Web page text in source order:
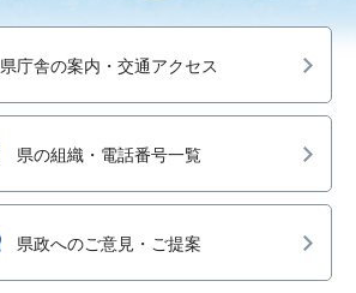
県庁舎の案内・交通アクセス
県の組織・電話番号一覧
県政へのご意見・ご提案